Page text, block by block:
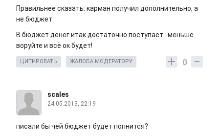
Правильнее сказать: карман получил дополнительно, а
не бюджет.
В бюджет денег итак достаточно поступает...меньше
воруйте и всё ок будет!
0
ЦИТИРОВАТЬ ЖАЛОБА МОДЕРАТОРУ
scаlеs
24.05.2013, 22:19
писали бы чей бюджет будет попнится?